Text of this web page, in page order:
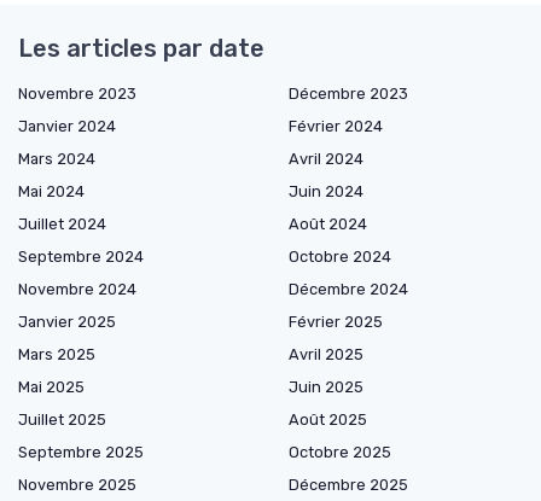
Les articles par date
Novembre 2023
Décembre 2023
Janvier 2024
Février 2024
Mars 2024
Avril 2024
Mai 2024
Juin 2024
Juillet 2024
Août 2024
Septembre 2024
Octobre 2024
Novembre 2024
Décembre 2024
Janvier 2025
Février 2025
Mars 2025
Avril 2025
Mai 2025
Juin 2025
Juillet 2025
Août 2025
Septembre 2025
Octobre 2025
Novembre 2025
Décembre 2025